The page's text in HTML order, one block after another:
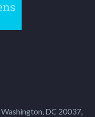
DC 20037,